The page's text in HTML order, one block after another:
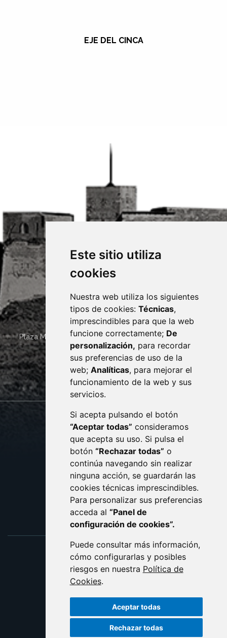
Este sitio utiliza
cookies
Nuestra web utiliza los siguientes
tipos de cookies: Técnicas,
imprescindibles para que la web
funcione correctamente; De
personalización, para recordar
sus preferencias de uso de la
web; Analíticas, para mejorar el
funcionamiento de la web y sus
servicios.
Si acepta pulsando el botón
“Aceptar todas” consideramos
que acepta su uso. Si pulsa el
botón “Rechazar todas” o
continúa navegando sin realizar
ninguna acción, se guardarán las
cookies técnicas imprescindibles.
Para personalizar sus preferencias
acceda al “Panel de
configuración de cookies”.
Puede consultar más información,
cómo configurarlas y posibles
riesgos en nuestra Política de
Cookies.
Aceptar todas
Rechazar todas
EJE DEL CINCA
Plaza Mayor 4 22400 MONZÓN - ARAGÓN (ESPAÑA)
· (34) 974 400 700 ·
sac@monzon.es
monzon.es
CONTACTO
AVISO LEGAL
PROTECCIÓN DE DATOS
POLÍTICA DE COOKIES
ACCESIBILIDAD
ENLACE EXTERNO AL